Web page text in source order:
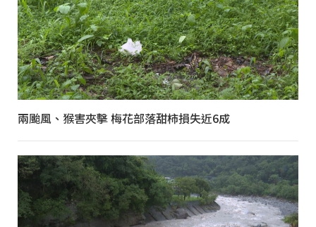
兩颱風、猴害夾擊 梅花部落甜柿損失近6成